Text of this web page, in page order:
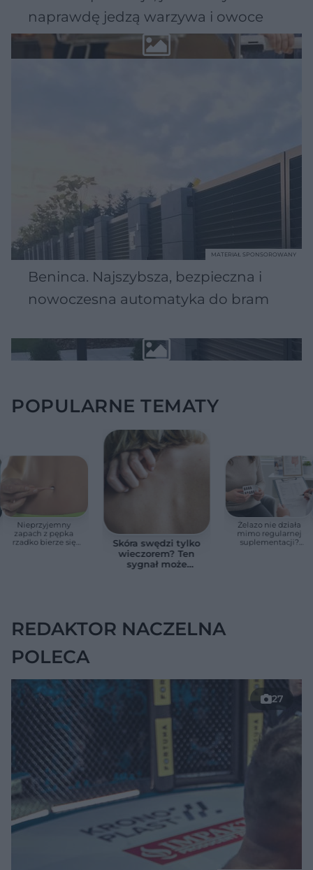
naprawdę jedzą warzywa i owoce
Beninca. Najszybsza, bezpieczna i
nowoczesna automatyka do bram
MATERIAŁ SPONSOROWANY
POPULARNE TEMATY
Nieprzyjemny
zapach z pępka
rzadko bierze się
Skóra swędzi tylko
wieczorem? Ten
sygnał może
Żelazo nie działa
mimo regularnej
suplementacji?
REDAKTOR NACZELNA
POLECA
27